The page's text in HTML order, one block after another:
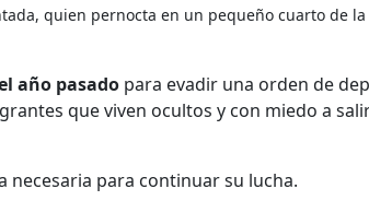
quien pernocta en un pequeño cuarto de
año pasado para evadir una orden de
que viven ocultos y con miedo a
necesaria para continuar su lucha.